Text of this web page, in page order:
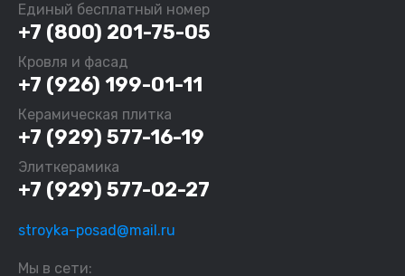
Единый бесплатный номер
+7 (800) 201-75-05
Кровля и фасад
+7 (926) 199-01-11
Керамическая плитка
+7 (929) 577-16-19
Элиткерамика
+7 (929) 577-02-27
stroyka-posad@mail.ru
Мы в сети: